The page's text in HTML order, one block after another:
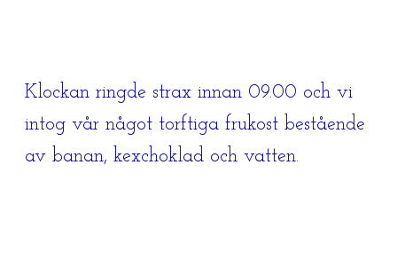
Klockan ringde strax innan 09.00 och vi
intog vår något torftiga frukost bestående
av banan, kexchoklad och vatten.